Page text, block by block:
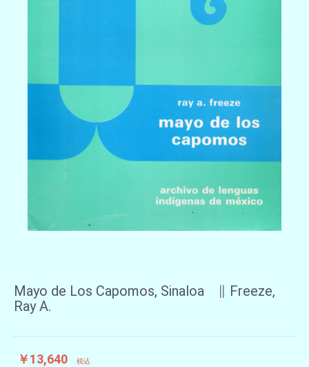
Mayo de Los Capomos, Sinaloa ∥ Freeze,
Ray A.
￥13,640 税込